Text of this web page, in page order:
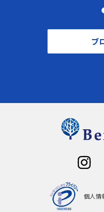
ブ
個人情